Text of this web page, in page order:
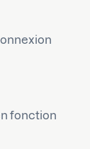
fonction